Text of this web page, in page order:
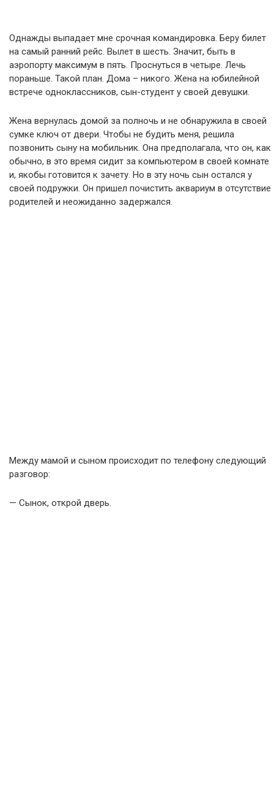
Однажды выпадает мне срочная командировка. Беру билет
на самый ранний рейс. Вылет в шесть. Значит, быть в
аэропорту максимум в пять. Проснуться в четыре. Лечь
пораньше. Такой план. Дома – никого. Жена на юбилейной
встрече одноклассников, сын-студент у своей девушки.
Жена вернулась домой за полночь и не обнаружила в своей
сумке ключ от двери. Чтобы не будить меня, решила
позвонить сыну на мобильник. Она предполагала, что он, как
обычно, в это время сидит за компьютером в своей комнате
и, якобы готовится к зачету. Но в эту ночь сын остался у
своей подружки. Он пришел почистить аквариум в отсутствие
родителей и неожиданно задержался.
Между мамой и сыном происходит по телефону следующий
разговор:
— Сынок, открой дверь.